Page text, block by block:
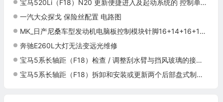
宝马520Li（F18）N20 更新便捷进入及起动系统的 控制单元施工与复检标准
一汽大众探戈 保险丝配置 电路图
MK_日产尼桑车型发动机电脑板控制模块针脚16+14+16+18针1 端子图
奔驰E260L大灯无法变远光维修
宝马5系长轴距（F18）检查 / 调整刮水臂与挡风玻璃的接触角度施工与复检标准
宝马5系长轴距（F18）拆卸和安装或更新两个后部盘式制动器的制动摩擦片施工与复检标准